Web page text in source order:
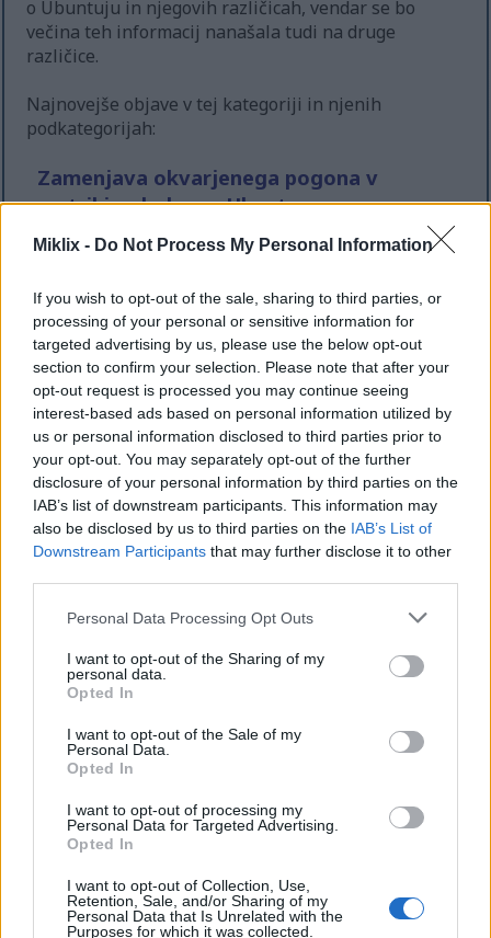
Miklix - Do Not Process My Personal Information
If you wish to opt-out of the sale, sharing to third parties, or
processing of your personal or sensitive information for
targeted advertising by us, please use the below opt-out
section to confirm your selection. Please note that after your
opt-out request is processed you may continue seeing
interest-based ads based on personal information utilized by
us or personal information disclosed to third parties prior to
your opt-out. You may separately opt-out of the further
disclosure of your personal information by third parties on the
IAB’s list of downstream participants. This information may
also be disclosed by us to third parties on the IAB’s List of
Downstream Participants that may further disclose it to other
Please note that this website/app uses one or more Google
not limited to your visit or usage behaviour. You may click to
grant or deny consent to Google and its third-party tags to
use your data for below specified purposes in below Google
consent section.
Personal Data Processing Opt Outs
I want to opt-out of the Sharing of my
personal data.
Opted In
I want to opt-out of the Sale of my
Personal Data.
Opted In
I want to opt-out of processing my
Personal Data for Targeted Advertising.
Opted In
I want to opt-out of Collection, Use,
Retention, Sale, and/or Sharing of my
Personal Data that Is Unrelated with the
Purposes for which it was collected.
o Ubuntuju in njegovih različicah, vendar se bo
večina teh informacij nanašala tudi na druge
različice.
Najnovejše objave v tej kategoriji in njenih
podkategorijah:
Zamenjava okvarjenega pogona v
matriki mdadm na Ubuntu
UTC
polju mdadm pride do okvare pogona, vam bo ta
članek razložil, kako ga pravilno zamenjati v
sistemu Ubuntu.Preberite več...
Kako prisilno ubiti proces v GNU/Linux
Objavljeno vGNU/Linux15. februar 2025 ob 9:44:49 pop. UTC
Ta članek pojasnjuje, kako prepoznati zastoj
procesa in ga prisilno ustaviti v Ubuntuju.
Preberite več...
Kako nastaviti požarni zid na strežniku
Ubuntu
Objavljeno vGNU/Linux15. februar 2025 ob 9:34:27 pop. UTC
Ta članek pojasnjuje in ponuja nekaj primerov,
uporabo ukaza ufw, kar je okrajšava za
Nezapleten požarni zid (Uncomplicated FireWall)
– in ime je primerno, saj je res zelo preprost
način, da zagotovite, da nimate odprtih več vrat,
kot jih potrebujete.
Več objav...
NGINX
Objave o NGINX-u, enem najboljših in najbolj